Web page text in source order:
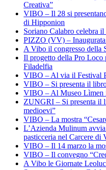
Creativa”
VIBO – Il 28 si
di Hipponion
Soriano Calabro celebra
PIZZO (VV) – Inaugurata
A Vibo il congresso della
Il progetto della Pro Loco
Filadelfia
VIBO – Al via il Festival
VIBO – Si presenta il
VIBO – Al Museo Lìmen
ZUNGRI – Si presenta il
medioevi”
VIBO – La mostra
L’Azienda Mulinum
pasticceria nel Carcere di
VIBO – Il 14 marzo la
VIBO – Il convegno
A Vibo le Giornate